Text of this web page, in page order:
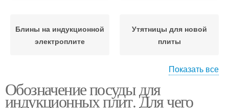
Блины на индукционной
электроплите
Утятницы для новой
плиты
Значки на посуде Значки на дне
Показать все
Обозначение посуды для
индукционных плит. Для чего